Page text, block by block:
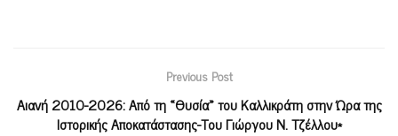
Previous Post
Αιανή 2010-2026: Από τη «Θυσία» του Καλλικράτη στην Ώρα της
Ιστορικής Αποκατάστασης-Του Γιώργου Ν. Τζέλλου*